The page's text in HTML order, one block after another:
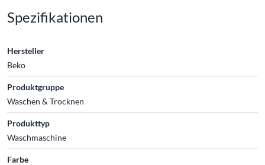
Spezifikationen
Hersteller
Beko
Produktgruppe
Waschen & Trocknen
Produkttyp
Waschmaschine
Farbe